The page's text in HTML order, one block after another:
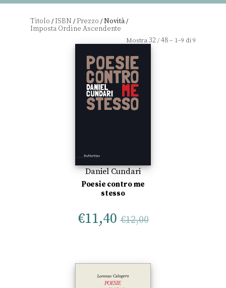
Titolo /ISBN /Prezzo /Novità/
Mostra32/48– 1–9 di 9
Daniel Cundari
Poesie contro me
stesso
€11,40 €12,00